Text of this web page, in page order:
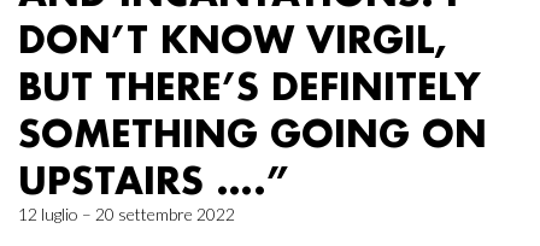
DON’T KNOW VIRGIL,
BUT THERE’S DEFINITELY
SOMETHING GOING ON
UPSTAIRS ….”
12 luglio – 20 settembre 2022